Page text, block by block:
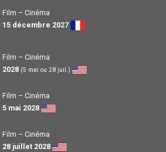
Film – Cinéma
15 décembre 2027
Film – Cinéma
2028 (5 mai ou 28 juil.)
Film – Cinéma
5 mai 2028
Film – Cinéma
28 juillet 2028